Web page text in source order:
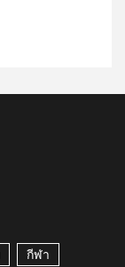
กีฬา